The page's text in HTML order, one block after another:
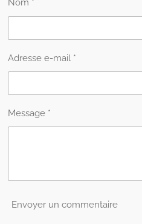
Nom *
Adresse e-mail *
Message *
Envoyer un commentaire